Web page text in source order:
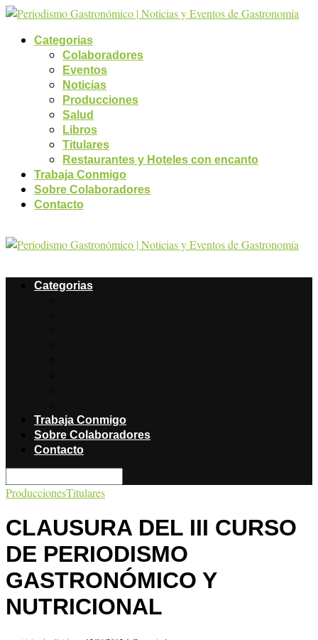
Categorias
Colaboradores
Eventos
Noticias
Producciones
Salud
Libros
Titulares
Restaurantes y Hoteles con encanto
Trabaja Conmigo
Sobre Colaboradores
Contacto
Categorias
Trabaja Conmigo
Sobre Colaboradores
Contacto
ProduccionesTitulares
CLAUSURA DEL III CURSO
DE PERIODISMO
GASTRONÓMICO Y
NUTRICIONAL